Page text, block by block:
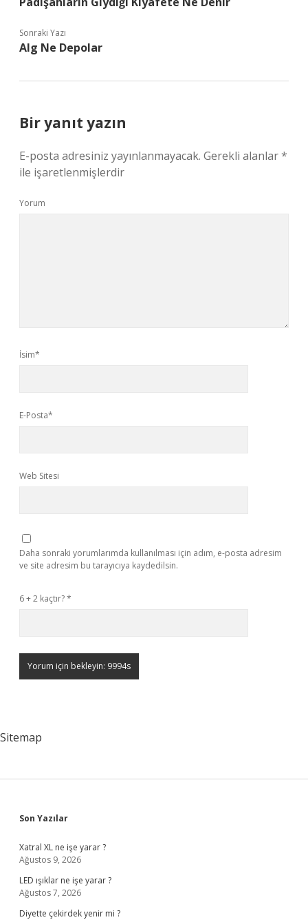
Sonraki Yazı
Alg Ne Depolar
Bir yanıt yazın
E-posta adresiniz yayınlanmayacak. Gerekli alanlar*
ile işaretlenmişlerdir
Yorum
İsim*
E-Posta*
Web Sitesi
Daha sonraki yorumlarımda kullanılması için adım, e-posta adresim
ve site adresim bu tarayıcıya kaydedilsin.
6 + 2 kaçtır?*
Sitemap
Sidebar
Son Yazılar
Xatral XL ne işe yarar ?
Ağustos 9, 2026
LED ışıklar ne işe yarar ?
Ağustos 7, 2026
Diyette çekirdek yenir mi ?